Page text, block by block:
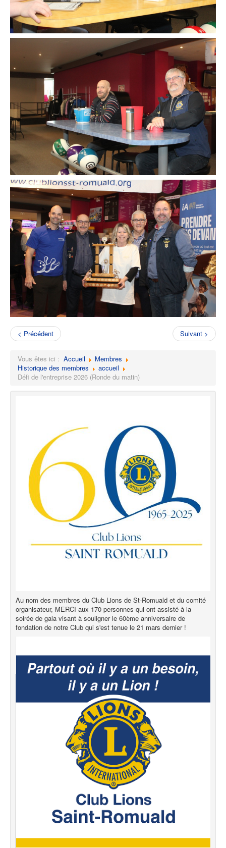
< Précédent Suivant >
Vous êtes ici : Accueil
Membres
Historique des membres
accueil
Défi de l'entreprise 2026 (Ronde du matin)
Au nom des membres du Club Lions de St-Romuald et du comité
organisateur, MERCI aux 170 personnes qui ont assisté à la
soirée de gala visant à souligner le 60ème anniversaire de
fondation de notre Club qui s'est tenue le 21 mars dernier !